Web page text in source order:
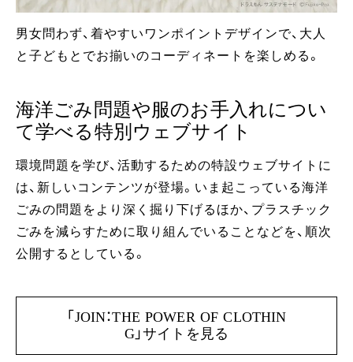
男女問わず、着やすいワンポイントデザインで、大人
と子どもとでお揃いのコーディネートを楽しめる。
海洋ごみ問題や服のお手入れについ
て学べる特別ウェブサイト
環境問題を学び、活動するための特設ウェブサイトに
は、新しいコンテンツが登場。いま起こっている海洋
ごみの問題をより深く掘り下げるほか、プラスチック
ごみを減らすために取り組んでいることなどを、順次
公開するとしている。
「JOIN：THE POWER OF CLOTHIN
G」サイトを見る